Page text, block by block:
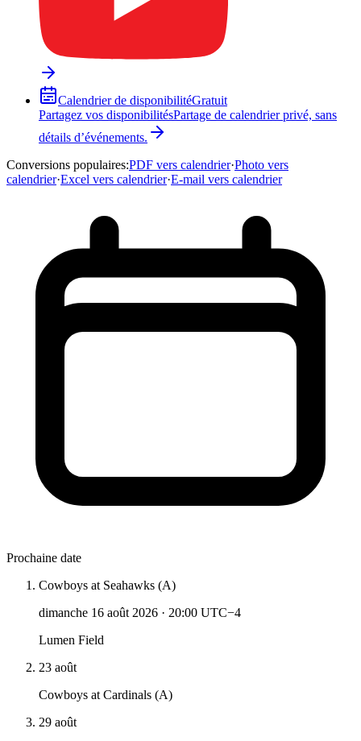
Calendrier de disponibilitéGratuit
Partagez vos disponibilitésPartage de calendrier privé, sans
détails d’événements.
Conversions populaires:PDF vers calendrier·Photo vers
calendrier·Excel vers calendrier·E-mail vers calendrier
Prochaine date
Cowboys at Seahawks (A)
dimanche 16 août 2026 · 20:00 UTC−4
Lumen Field
23 août
Cowboys at Cardinals (A)
29 août